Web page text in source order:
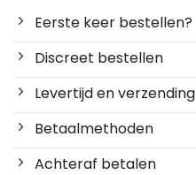
Eerste keer bestellen?
Discreet bestellen
Levertijd en verzending
Betaalmethoden
Achteraf betalen